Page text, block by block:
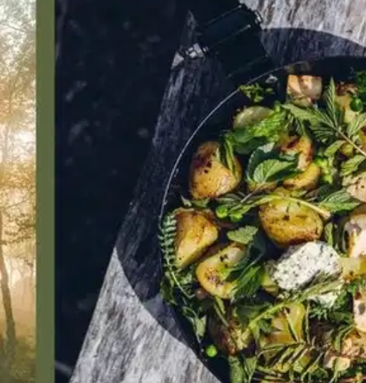
Verkkokaupan hinta
Valitse toimitustapa
Ei saatavilla
Toimitus
Kotiin tai noutopisteeseen
Alk. 0 €
Ilmainen toimitus yli 100 €:n tilauksille Postin
Etu ei koske Suuri‑lisäpalvelulla toimitettavia tuotteita.
Tarkista myymäläsaatavuus
Tuotekuvaus